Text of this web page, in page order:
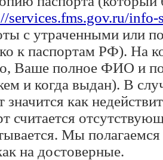
services.fms.gov.ru/info-
с утраченными или
к паспортам РФ). На
Ваше полное ФИО и
и когда выдан). В
значится как
считается
Мы
на достоверные.